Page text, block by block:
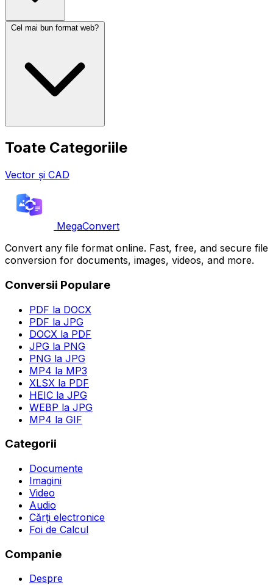
Cel mai bun format web?
Toate Categoriile
Vector și CAD
MegaConvert
Convert any file format online. Fast, free, and secure file
conversion for documents, images, videos, and more.
Conversii Populare
PDF la DOCX
PDF la JPG
DOCX la PDF
JPG la PNG
PNG la JPG
MP4 la MP3
XLSX la PDF
HEIC la JPG
WEBP la JPG
MP4 la GIF
Categorii
Documente
Imagini
Video
Audio
Cărți electronice
Foi de Calcul
Companie
Despre